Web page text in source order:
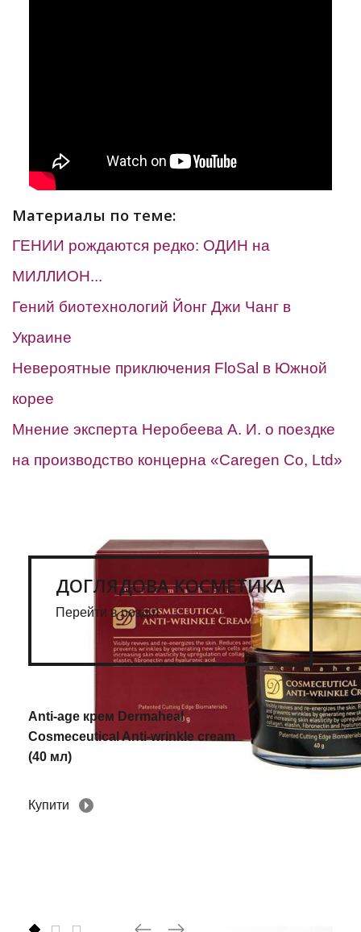
Материалы по теме:
ГЕНИИ рождаются редко: ОДИН на
МИЛЛИОН...
Гений биотехнологий Йонг Джи Чанг в
Украине
Невероятные приключения FloSal в Южной
корее
Мнение эксперта Неробеева А. И. о поездке
на производство концерна «Caregen Co, Ltd»
ДОГЛЯДОВА КОСМЕТИКА
Перейти в розділ
Anti-age крем Dermaheal
Cosmeceutical Anti-wrinkle cream
(40 мл)
Купити